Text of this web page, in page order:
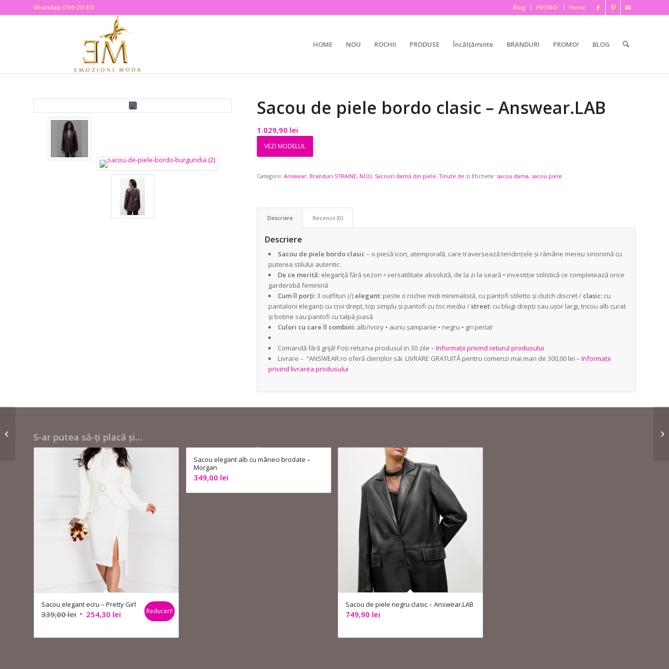
Blog PROMO! Home
WhatsApp 0769-231310
HOME NOU ROCHII PRODUSE Încălțăminte BRANDURI PROMO! BLOG
Sacou de piele bordo clasic – Answear.LAB
1.029,90 lei
VEZI MODELUL
Categorii:Answear, Branduri STRAINE, NOU, Sacouri damă din piele,Ținute de zi Etichete: sacou dama, sacou piele
Descriere Recenzii (0)
Descriere
Sacou de piele bordo clasic – o piesă icon, atemporală, care traversează tendințele și rămâne mereu sinonimă cu
puterea stilului autentic.
De ce merită: eleganță fără sezon • versatilitate absolută, de la zi la seară • investiție stilistică ce completează orice
garderobă feminină
Cum îl porți:3 outfituri (/) elegant: peste o rochie midi minimalistă, cu pantofi stiletto și clutch discret / clasic: cu
pantaloni eleganți cu croi drept, top simplu și pantofi cu toc mediu /street: cu blugi drepți sau ușor largi, tricou alb curat
și botine sau pantofi cu talpă joasă
Culori cu care îl combini: alb/ivory • auriu șampanie • negru • gri perlat
Comandă fără grijă! Poți returna produsul in 30 zile – Informații privind returul produsului
Livrare – “ANSWEAR.ro oferă clienților săi LIVRARE GRATUITĂ pentru comenzi mai mari de 300,00 lei –Informații
privind livrarea produsului
S-ar putea să-ți placă și…
Sacou elegant ecru – Pretty Girl
339,00lei Prețul
a
254,30 lei
este:
Reduceri!
Sacou elegant alb cu mâneci brodate –
Morgan
349,00 lei
Sacou de piele negru clasic – Answear.LAB
749,90 lei
clasic – Answear.LAB